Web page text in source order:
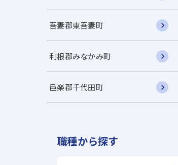
吾妻郡東吾妻町
利根郡みなかみ町
邑楽郡千代田町
職種から探す